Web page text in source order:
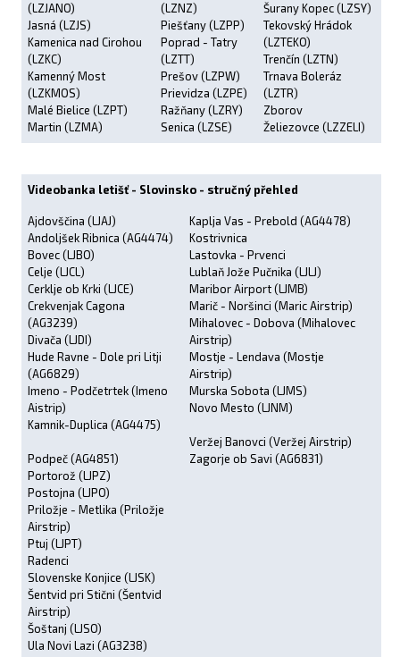
(LZJANO)
Jasná (LZJS)
Kamenica nad Cirohou
(LZKC)
Kamenný Most
(LZKMOS)
Malé Bielice (LZPT)
Martin (LZMA)
(LZNZ)
Piešťany (LZPP)
Poprad - Tatry
(LZTT)
Prešov (LZPW)
Prievidza (LZPE)
Ražňany (LZRY)
Senica (LZSE)
Šurany Kopec (LZSY)
Tekovský Hrádok
(LZTEKO)
Trenčín (LZTN)
Trnava Boleráz
(LZTR)
Zborov
Želiezovce (LZZELI)
Videobanka letišť - Slovinsko - stručný přehled
Ajdovščina (LJAJ)
Andoljšek Ribnica (AG4474)
Bovec (LJBO)
Celje (LJCL)
Cerklje ob Krki (LJCE)
Crekvenjak Cagona
(AG3239)
Divača (LJDI)
Hude Ravne - Dole pri Litji
(AG6829)
Imeno - Podčetrtek (Imeno
Aistrip)
Kamnik-Duplica (AG4475)
Podpeč (AG4851)
Portorož (LJPZ)
Postojna (LJPO)
Priložje - Metlika (Priložje
Airstrip)
Ptuj (LJPT)
Radenci
Slovenske Konjice (LJSK)
Šentvid pri Stični (Šentvid
Airstrip)
Šoštanj (LJSO)
Ula Novi Lazi (AG3238)
Kaplja Vas - Prebold (AG4478)
Kostrivnica
Lastovka - Prvenci
Lublaň Jože Pučnika (LJLJ)
Maribor Airport (LJMB)
Marič - Noršinci (Maric Airstrip)
Mihalovec - Dobova (Mihalovec
Airstrip)
Mostje - Lendava (Mostje
Airstrip)
Murska Sobota (LJMS)
Novo Mesto (LJNM)
Veržej Banovci (Veržej Airstrip)
Zagorje ob Savi (AG6831)